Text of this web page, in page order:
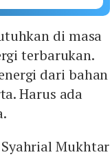
di masa
terbarukan.
dari bahan
Harus ada
Mukhtar